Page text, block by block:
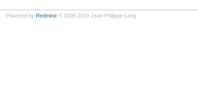
Powered by Redmine© 2006-2019 Jean-Philippe Lang